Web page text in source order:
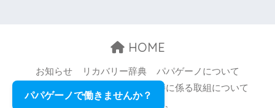
HOME
お知らせ リカバリー辞典
パパゲーノについて
職場環境等の改善に係る取組について
パパゲーノで働きませんか？